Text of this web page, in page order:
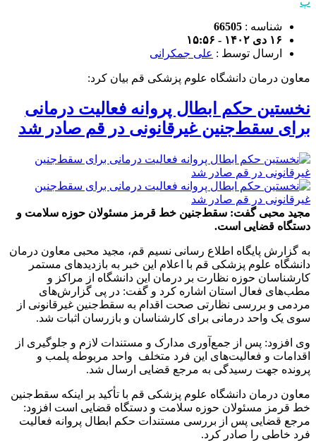
شناسه : 66505
۱۶ دی ۱۴۰۲ - ۱۵:۵۶
ارسال توسط : علی جمکرانی
معاون درمان دانشگاه علوم پزشکی قم بیان کرد:
نخستین حکم ابطال پروانه فعالیت درمانی
برای سقط‌جنین غیرقانونی در قم صادر شد
مجید محبی گفت: سقط‌جنین خط قرمز مسئولان حوزه سلامت و
دستگاه قضایی است.
به گزارش پایگاه اطلاع رسانی نسیم قم، مجید محبی معاون درمان
دانشگاه علوم پزشکی قم با اعلام این خبر به بازدیدهای مستمر
کارشناسان حوزه نظارت بر درمان این دانشگاه از مراکز و
مطب‌های فعال استان اشاره کرد و گفت: در پی گزارش‌های
مردمی و بررسی نظارتی صحت اقدام به سقط‌جنین غیرقانونی از
سوی یک واحد درمانی برای کارشناسان و بازرسان اثبات شد.
وی افزود: پس از جمع‌آوری مدارک و مستندات لازم و جلوگیری از
اقدامات و فعالیت‌های این فرد متخلف واحد مربوطه پلمب و
پرونده جهت رسیدگی به مرجع قضایی ارسال شد.
معاون درمان دانشگاه علوم پزشکی قم با تأکید بر اینکه سقط‌جنین
خط قرمز مسئولان حوزه سلامت و دستگاه قضایی است افزود:
مرجع قضایی پس از بررسی مستندات حکم ابطال پروانه فعالیت
فرد خاطی را صادر کرد.